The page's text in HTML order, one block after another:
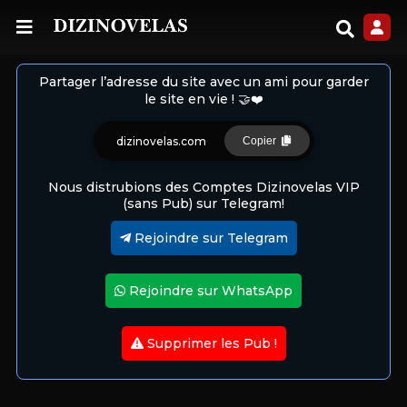
Partager l’adresse du site avec un ami pour garder
le site en vie ! 🤝❤️
dizinovelas.com Copier
Nous distrubions des Comptes Dizinovelas VIP
(sans Pub) sur Telegram!
Rejoindre sur Telegram
Rejoindre sur WhatsApp
Supprimer les Pub !